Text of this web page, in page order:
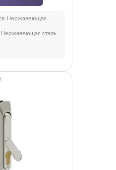
Нержавеющая
Нержавеющая сталь
и
и HoReCa